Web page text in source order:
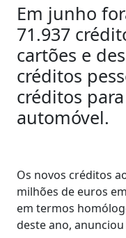
Em junho
71.937
cartões e
créditos
créditos
automóvel.
Os novos créditos
milhões de euros
em termos
deste ano,